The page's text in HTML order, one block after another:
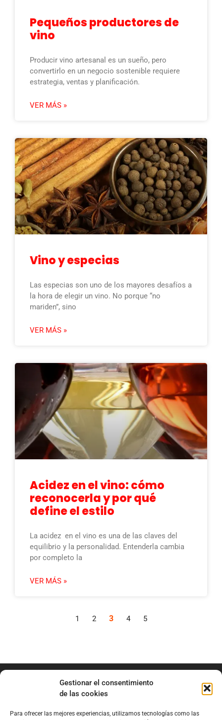
Gestionar el consentimiento
de las cookies
Para ofrecer las mejores experiencias, utilizamos tecnologías como las
Pequeños productores de
vino
Producir vino artesanal es un sueño, pero
convertirlo en un negocio sostenible requiere
estrategia, ventas y planificación.
VER MÁS »
Vino y especias
Las especias son uno de los mayores desafíos a
la hora de elegir un vino. No porque “no
mariden”, sino
VER MÁS »
Acidez en el vino: cómo
reconocerla y por qué
define el estilo
La acidez en el vino es una de las claves del
equilibrio y la personalidad. Entenderla cambia
por completo la
VER MÁS »
1 2 3 4 5